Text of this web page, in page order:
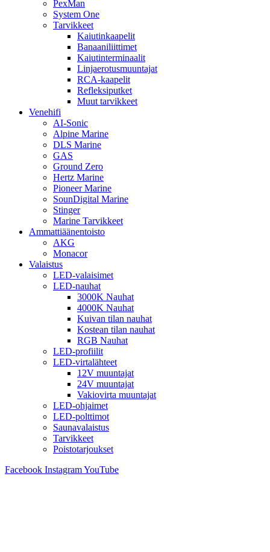
PexMan
System One
Tarvikkeet
Kaiutinkaapelit
Banaaniliittimet
Kaiutinterminaalit
Linjaerotusmuuntajat
RCA-kaapelit
Refleksiputket
Muut tarvikkeet
Venehifi
AI-Sonic
Alpine Marine
DLS Marine
GAS
Ground Zero
Hertz Marine
Pioneer Marine
SounDigital Marine
Stinger
Marine Tarvikkeet
Ammattiäänentoisto
AKG
Monacor
Valaistus
LED-valaisimet
LED-nauhat
3000K Nauhat
4000K Nauhat
Kuivan tilan nauhat
Kostean tilan nauhat
RGB Nauhat
LED-profiilit
LED-virtalähteet
12V muuntajat
24V muuntajat
Vakiovirta muuntajat
LED-ohjaimet
LED-polttimot
Saunavalaistus
Tarvikkeet
Poistotarjoukset
Facebook InstagramYouTube